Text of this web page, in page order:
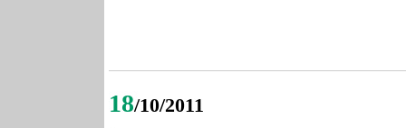
18/10/2011